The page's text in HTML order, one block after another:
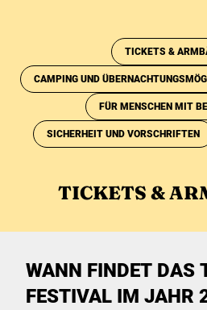
TICKETS &
CAMPING UND
FÜR MENSCHEN MIT
SICHERHEIT UND VORSCHRIFTEN
TICKETS &
WANN FINDET DAS
FESTIVAL IM JAHR